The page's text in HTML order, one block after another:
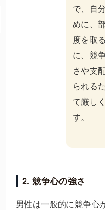
で、自
めに、
度を取
に、競
さや支
られる
て厳し
す。
2. 競争心の強さ
男性は一般的に競争心